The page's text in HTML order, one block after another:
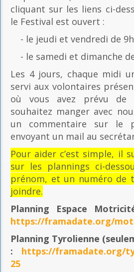
cliquant sur les liens ci-
le Festival est ouvert :
- le jeudi et vendredi de
- le samedi et dimanche
Les 4 jours, chaque midi
servi aux volontaires
où vous avez prévu de
souhaitez manger avec
un commentaire sur le
envoyant un mail au
Pour aider c’est simple, il
sur les plannings ci-
prénom, et un numéro de
joindre.
Planning Espace
https://framadate.org/
Planning Tyrolienne
: https://framadate.org/
25